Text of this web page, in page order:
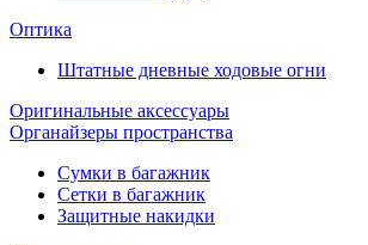
Оптика
Штатные дневные ходовые огни
Оригинальные аксессуары
Органайзеры пространства
Сумки в багажник
Сетки в багажник
Защитные накидки